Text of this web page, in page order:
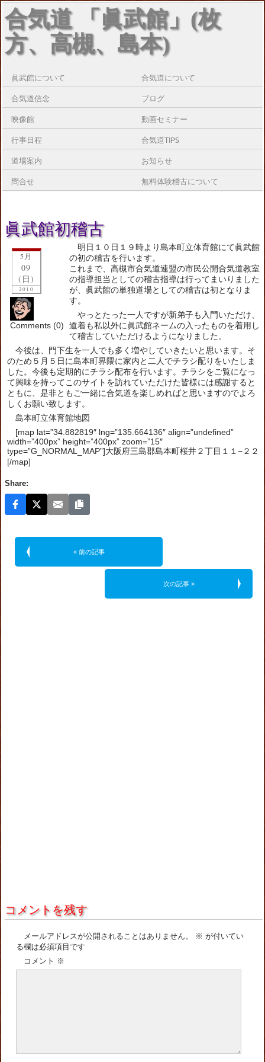
合気道 「眞武館」(枚
方、高槻、島本)
眞武館について 合気道について
合気道信念 ブログ
映像館 動画セミナー
行事日程 合気道TIPS
道場案内 お知らせ
問合せ 無料体験稽古について
眞武館初稽古
5月
09
(日)
2010
Comments (0)
明日１０日１９時より島本町立体育館にて眞武館
の初の稽古を行います。
これまで、高槻市合気道連盟の市民公開合気道教室
の指導担当としての稽古指導は行ってまいりました
が、眞武館の単独道場としての稽古は初となりま
す。
やっとたった一人ですが新弟子も入門いただけ、
道着も私以外に眞武館ネームの入ったものを着用し
て稽古していただけるようになりました。
今後は、門下生を一人でも多く増やしていきたいと思います。そ
のため５月５日に島本町界隈に家内と二人でチラシ配りをいたしま
した。今後も定期的にチラシ配布を行います。チラシをご覧になっ
て興味を持ってこのサイトを訪れていただけた皆様には感謝すると
ともに、是非ともご一緒に合気道を楽しめればと思いますのでよろ
しくお願い致します。
島本町立体育館地図
[map lat=”34.882819″ lng=”135.664136″ align=”undefined”
width=”400px” height=”400px” zoom=”15″
type=”G_NORMAL_MAP”]大阪府三島郡島本町桜井２丁目１１−２２
[/map]
Share:
« 前の記事
次の記事 »
コメントを残す
メールアドレスが公開されることはありません。 ※ が付いてい
る欄は必須項目です
コメント ※